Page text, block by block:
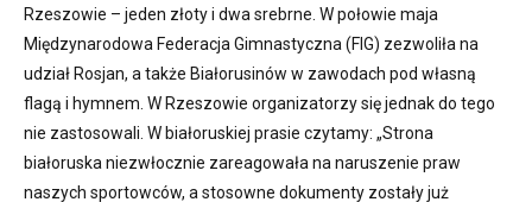
Rzeszowie – jeden złoty i dwa srebrne. W połowie maja
Międzynarodowa Federacja Gimnastyczna (FIG) zezwoliła na
udział Rosjan, a także Białorusinów w zawodach pod własną
flagą i hymnem. W Rzeszowie organizatorzy się jednak do tego
nie zastosowali. W białoruskiej prasie czytamy: „Strona
białoruska niezwłocznie zareagowała na naruszenie praw
naszych sportowców, a stosowne dokumenty zostały już